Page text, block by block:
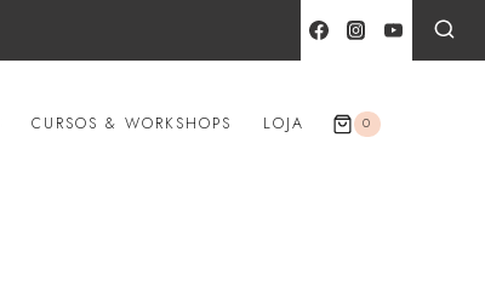
CURSOS & WORKSHOPS LOJA 0